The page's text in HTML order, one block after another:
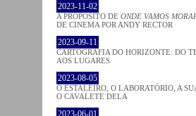
2023-11-02
A PROPÓSITO DE ONDE VAMOS
DE CINEMA POR ANDY RECTOR
2023-09-11
CARTOGRAFIA DO HORIZONTE: DO
AOS LUGARES
2023-08-05
O ESTALEIRO, O LABORATÓRIO, A
O CAVALETE DELA
2023-06-01